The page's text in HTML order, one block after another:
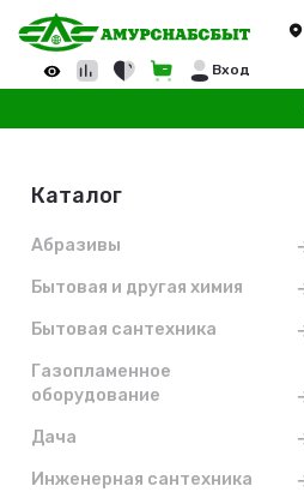
Вход
Каталог
Абразивы
Бытовая и другая химия
Бытовая сантехника
Газопламенное
оборудование
Дача
Инженерная сантехника